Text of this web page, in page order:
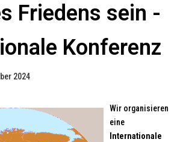
Friedens sein -
Konferenz
2024
Wir organisieren
eine
Internationale